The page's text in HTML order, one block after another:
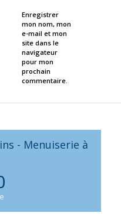
Enregistrer
mon nom, mon
e-mail et mon
site dans le
navigateur
pour mon
prochain
commentaire.
- Menuiserie à